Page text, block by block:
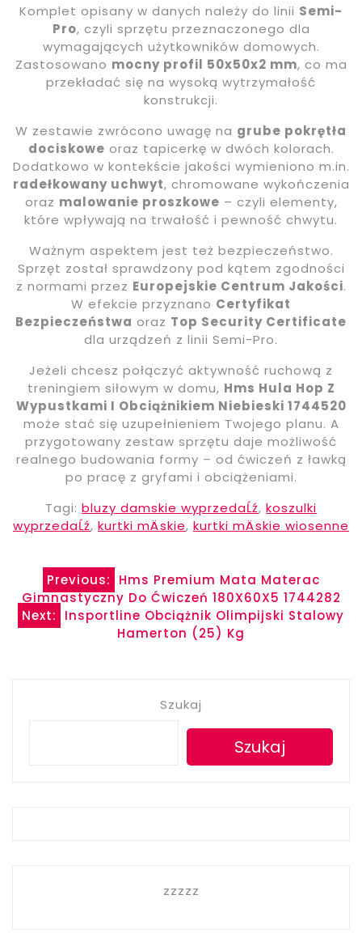
Komplet opisany w danych należy do linii Semi-
Pro, czyli sprzętu przeznaczonego dla
wymagających użytkowników domowych.
Zastosowano mocny profil 50x50x2 mm, co ma
przekładać się na wysoką wytrzymałość
konstrukcji.
W zestawie zwrócono uwagę na grube pokrętła
dociskowe oraz tapicerkę w dwóch kolorach.
Dodatkowo w kontekście jakości wymieniono m.in.
radełkowany uchwyt, chromowane wykończenia
oraz malowanie proszkowe – czyli elementy,
które wpływają na trwałość i pewność chwytu.
Ważnym aspektem jest też bezpieczeństwo.
Sprzęt został sprawdzony pod kątem zgodności
z normami przez Europejskie Centrum Jakości.
W efekcie przyznano Certyfikat
Bezpieczeństwa oraz Top Security Certificate
dla urządzeń z linii Semi-Pro.
Jeżeli chcesz połączyć aktywność ruchową z
treningiem siłowym w domu, Hms Hula Hop Z
Wypustkami I Obciążnikiem Niebieski 1744520
może stać się uzupełnieniem Twojego planu. A
przygotowany zestaw sprzętu daje możliwość
realnego budowania formy – od ćwiczeń z ławką
po pracę z gryfami i obciążeniami.
Tagi: bluzy damskie wyprzedaĹź, koszulki
wyprzedaĹź, kurtki mÄskie, kurtki mÄskie wiosenne
Nawigacja
wpisu
Previous:
Hms Premium Mata Materac
Gimnastyczny Do Ćwiczeń 180X60X5 1744282
Next:
Insportline Obciążnik Olimpijski Stalowy
Hamerton (25) Kg
Szukaj
Szukaj
zzzzz